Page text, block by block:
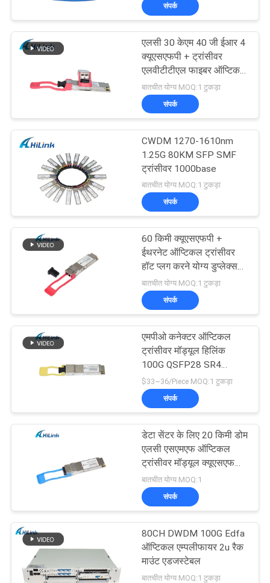
गुणवत्ता
नियंत्रण
संपर्क
करें
समाचार
मामले
उद्धरण
साइटमैप
गोपनीयता
+ SFP ट्रांसीवर मॉड्यूल
CWDM Mux है
demux मॉड्यूल
DWDM Mux है
demux
64
X2 ट्रान्सीवर मॉड्यूल
23
संपर्क
एलसी 30 केएम 40 जी ईआर 4
क्यूएसएफपी + ट्रांसीवर
एलवीटीटीएल फाइबर ऑप्टिकल
ट्रांसीवर मॉड्यूल
बातचीत योग्य MOQ:1 टुकड़ा
संपर्क
CWDM 1270-1610nm
1.25G 80KM SFP SMF
ट्रांसीवर 1000base
बातचीत योग्य MOQ:1 टुकड़ा
संपर्क
60 किमी क्यूएसएफपी +
ईथरनेट ऑप्टिकल ट्रांसीवर
हॉट प्लग करने योग्य डुप्लेक्स
एलसी 40 जीबी / एस
बातचीत योग्य MOQ:1 टुकड़ा
संपर्क
एमपीओ कनेक्टर ऑप्टिकल
ट्रांसीवर मॉड्यूल हिलिंक
100G QSFP28 SR4
100M FTTX
$33~36/Piece MOQ:1 टुकड़ा
संपर्क
डेटा सेंटर के लिए 20 किमी डोम
एलसी एसएमएफ ऑप्टिकल
ट्रांसीवर मॉड्यूल क्यूएसएफपी
28 1310 एनएम
बातचीत योग्य MOQ:1
संपर्क
80CH DWDM 100G Edfa
ऑप्टिकल एम्पलीफायर 2u रैक
माउंट एडजस्टेबल
बातचीत योग्य MOQ:1 टुकड़ा